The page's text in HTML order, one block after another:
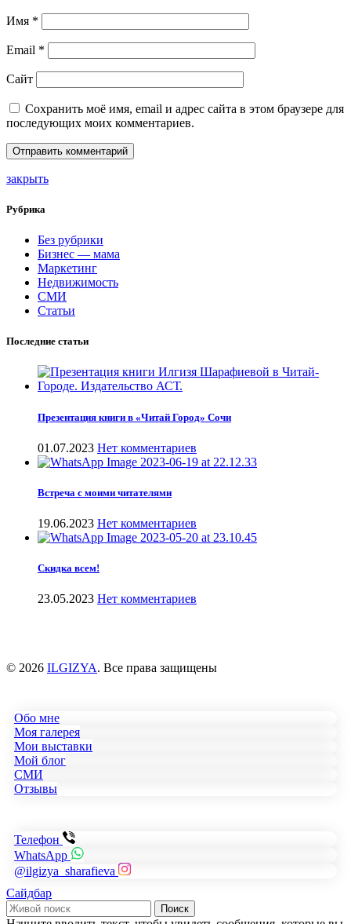
Имя *
Email *
Сайт
Сохранить моё имя, email и адрес сайта в этом браузере для
последующих моих комментариев.
закрыть
Рубрика
Без рубрики
Бизнес — мама
Маркетинг
Недвижимость
СМИ
Статьи
Последние статьи
Презентация книги в «Читай Город» Сочи
01.07.2023 Нет комментариев
Встреча с моими читателями
19.06.2023 Нет комментариев
Скидка всем!
23.05.2023 Нет комментариев
© 2026 ILGIZYA. Все права защищены
Обо мне
Моя галерея
Мои выставки
Мой блог
СМИ
Отзывы
Телефон
WhatsApp
@ilgizya_sharafieva
Сайдбар
Поиск